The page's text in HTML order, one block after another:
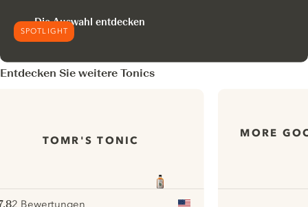
SPOTLIGHT
Die Auswahl entdecken
Entdecken Sie weitere Tonics
TOMR'S TONIC
2 Bewertungen
MORE